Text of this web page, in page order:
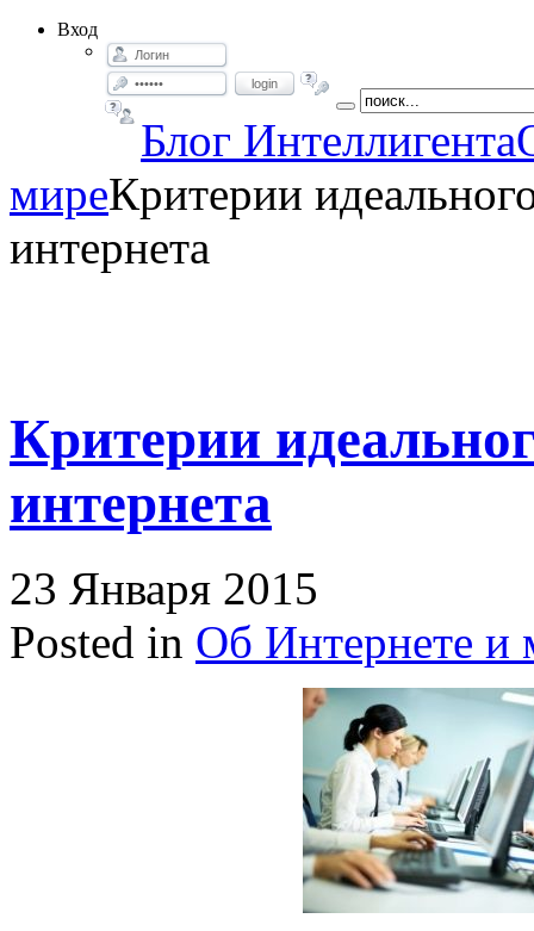
Вход
login
Блог Интеллигента
миреКритерии
интернета
Критерии
интернета
23 Января 2015
Posted in Об Интернете и